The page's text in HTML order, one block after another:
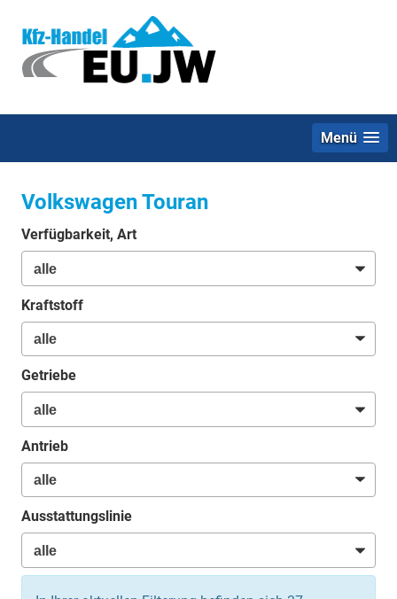
Menü
Volkswagen Touran
Verfügbarkeit, Art
Kraftstoff
Getriebe
Antrieb
Ausstattungslinie